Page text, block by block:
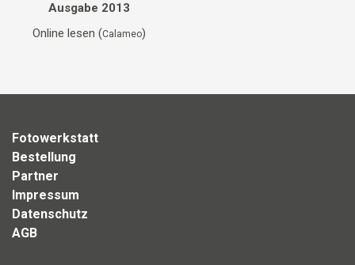
Ausgabe 2013
Online lesen (Calameo)
Fotowerkstatt
Bestellung
Partner
Impressum
Datenschutz
AGB